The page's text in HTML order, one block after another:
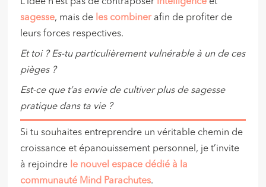
sagesse, mais de les combinerafin de profiter de
leurs forces respectives.
Et toi ? Es-tu particulièrement vulnérable à un de ces
pièges ?
Est-ce que t’as envie de cultiver plus de sagesse
pratique dans ta vie ?
Si tu souhaites entreprendre un véritable chemin de
croissance et épanouissement personnel, je t’invite
à rejoindre le nouvel espace dédié à la
communauté Mind Parachutes.